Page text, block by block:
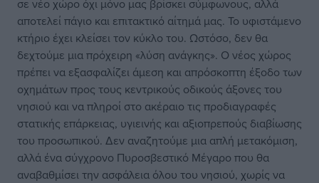
σε νέο χώρο όχι μόνο μας βρίσκει σύμφωνους, αλλά
αποτελεί πάγιο και επιτακτικό αίτημά μας. Το υφιστάμενο
κτήριο έχει κλείσει τον κύκλο του. Ωστόσο, δεν θα
δεχτούμε μια πρόχειρη «λύση ανάγκης». Ο νέος χώρος
πρέπει να εξασφαλίζει άμεση και απρόσκοπτη έξοδο των
οχημάτων προς τους κεντρικούς οδικούς άξονες του
νησιού και να πληροί στο ακέραιο τις προδιαγραφές
στατικής επάρκειας, υγιεινής και αξιοπρεπούς διαβίωσης
του προσωπικού. Δεν αναζητούμε μια απλή μετακόμιση,
αλλά ένα σύγχρονο Πυροσβεστικό Μέγαρο που θα
αναβαθμίσει την ασφάλεια όλου του νησιού, χωρίς να